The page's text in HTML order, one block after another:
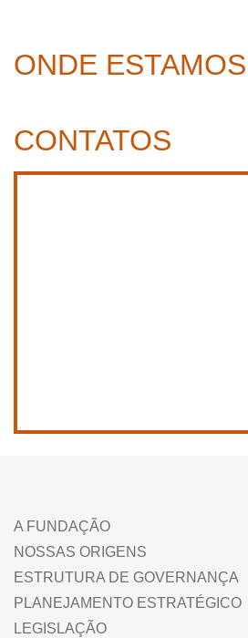
ONDE ESTAMOS
CONTATOS
A FUNDAÇÃO
NOSSAS ORIGENS
ESTRUTURA DE GOVERNANÇA
PLANEJAMENTO ESTRATÉGICO
LEGISLAÇÃO